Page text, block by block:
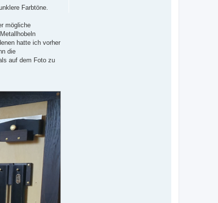
Farbtöne.
mögliche
hatte ich vorher
die
auf dem Foto zu